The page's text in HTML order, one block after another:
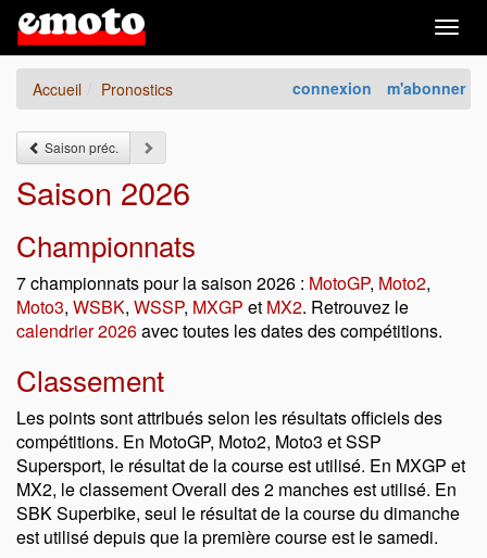
connexion m'abonner
Accueil Pronostics
Saison préc.
Saison 2026
Championnats
7 championnats pour la saison 2026 : MotoGP, Moto2,
Moto3, WSBK, WSSP, MXGP et MX2. Retrouvez le
calendrier 2026avec toutes les dates des compétitions.
Classement
Les points sont attribués selon les résultats officiels des
compétitions. En MotoGP, Moto2, Moto3 et SSP
Supersport, le résultat de la course est utilisé. En MXGP et
MX2, le classement Overall des 2 manches est utilisé. En
SBK Superbike, seul le résultat de la course du dimanche
est utilisé depuis que la première course est le samedi.